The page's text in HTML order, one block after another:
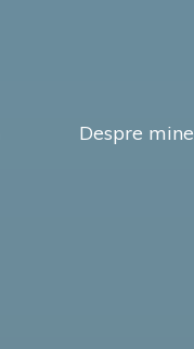
Despre mine